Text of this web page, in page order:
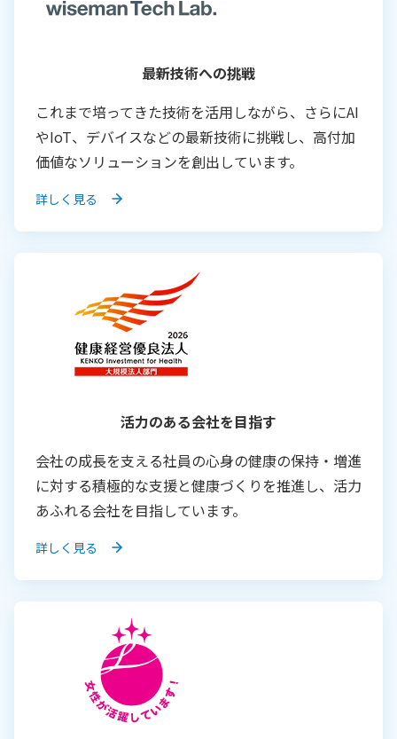
最新技術への挑戦
これまで培ってきた技術を活用しながら、さらにAI
やIoT、デバイスなどの最新技術に挑戦し、高付加
価値なソリューションを創出しています。
詳しく見る
活力のある会社を目指す
会社の成長を支える社員の心身の健康の保持・増進
に対する積極的な支援と健康づくりを推進し、活力
あふれる会社を目指しています。
詳しく見る